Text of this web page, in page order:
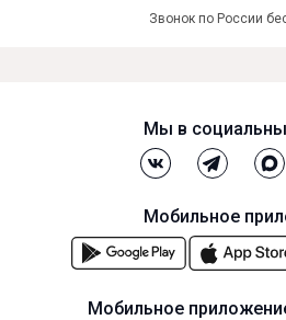
Звонок по России
Мы в
Мобильное
Мобильное